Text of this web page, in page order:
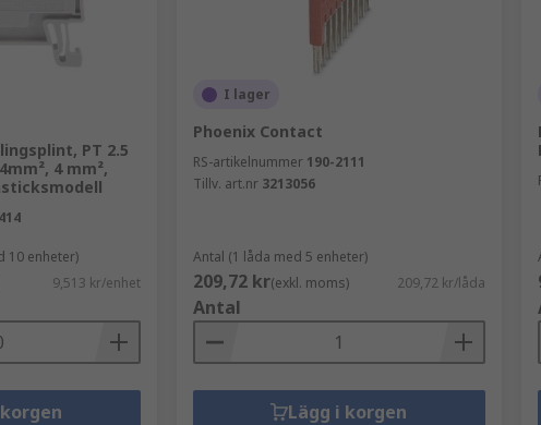
PT 2.5
4 mm²,
10 enheter)
9,513 kr/enhet
I lager
Phoenix Contact
RS-artikelnummer 190-2111
Tillv. art.nr 3213056
Antal (1 låda med 5 enheter)
209,72 kr(exkl. moms) 209,72 kr/låda
Antal
Lägg i korgen